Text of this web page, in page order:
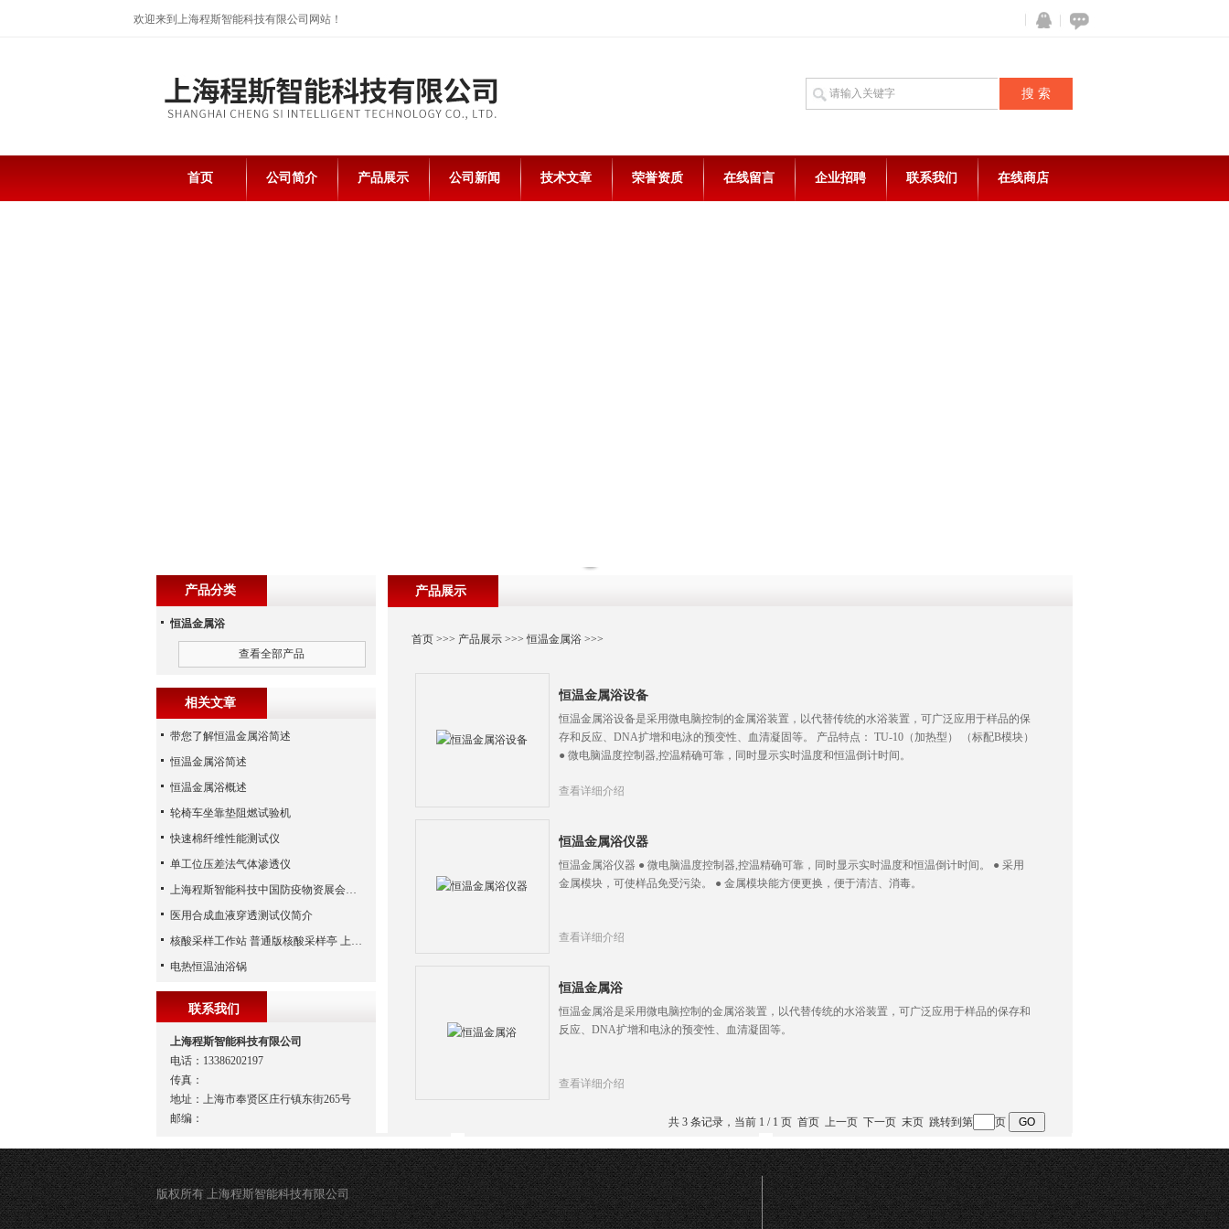
欢迎来到上海程斯智能科技有限公司网站！
首页 公司简介 产品展示 公司新闻 技术文章 荣誉资质 在线留言 企业招聘 联系我们 在线商店
产品展示
首页 >>> 产品展示 >>>恒温金属浴 >>>
恒温金属浴设备
恒温金属浴设备是采用微电脑控制的金属浴装置，以代替传统的水浴装置，可广泛应用于样品的保
存和反应、DNA扩增和电泳的预变性、血清凝固等。 产品特点： TU-10（加热型） （标配B模块）
● 微电脑温度控制器,控温精确可靠，同时显示实时温度和恒温倒计时间。
查看详细介绍
恒温金属浴仪器
恒温金属浴仪器 ● 微电脑温度控制器,控温精确可靠，同时显示实时温度和恒温倒计时间。 ● 采用
金属模块，可使样品免受污染。 ● 金属模块能方便更换，便于清洁、消毒。
查看详细介绍
恒温金属浴
恒温金属浴是采用微电脑控制的金属浴装置，以代替传统的水浴装置，可广泛应用于样品的保存和
反应、DNA扩增和电泳的预变性、血清凝固等。
查看详细介绍
共 3 条记录，当前 1 / 1 页 首页 上一页 下一页 末页 跳转到第 页
产品分类
恒温金属浴
查看全部产品
相关文章
带您了解恒温金属浴简述
恒温金属浴简述
恒温金属浴概述
轮椅车坐靠垫阻燃试验机
快速棉纤维性能测试仪
单工位压差法气体渗透仪
上海程斯智能科技中国防疫物资展会现场
医用合成血液穿透测试仪简介
核酸采样工作站 普通版核酸采样亭 上海程斯-提供安全采样空间
电热恒温油浴锅
联系我们
上海程斯智能科技有限公司
电话：13386202197
传真：
地址：上海市奉贤区庄行镇东街265号
邮编：
版权所有 上海程斯智能科技有限公司